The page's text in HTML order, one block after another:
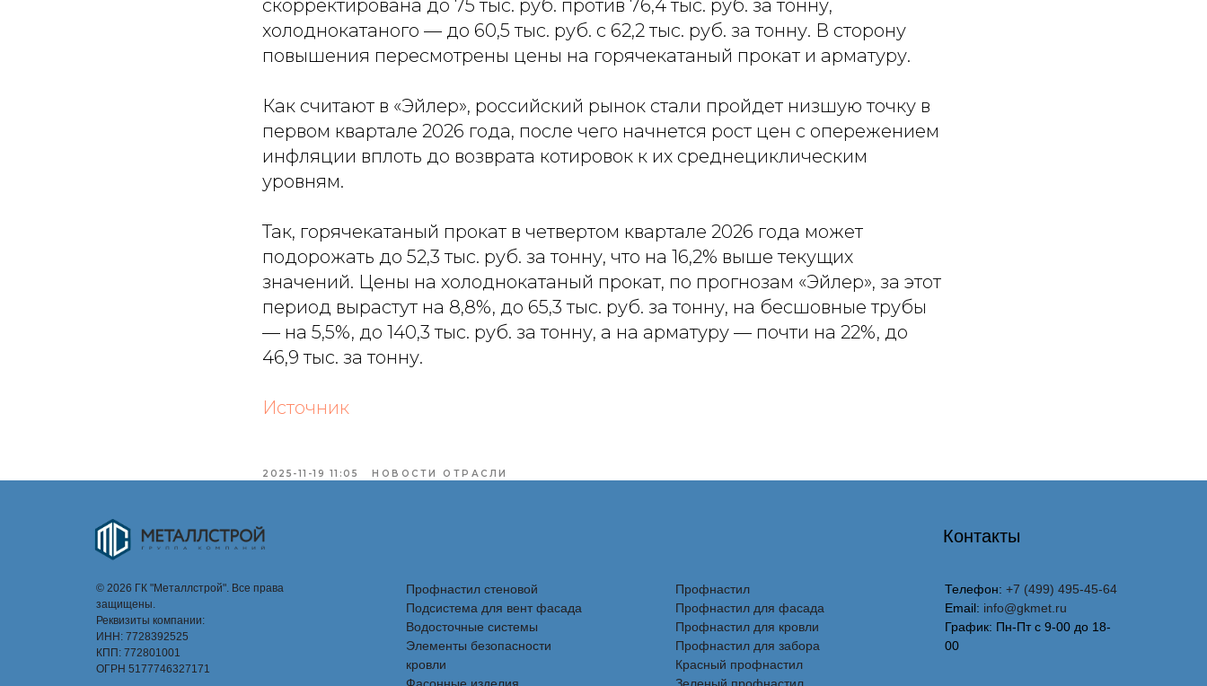
скорректирована до 75 тыс. руб. против 76,4 тыс. руб. за тонну,
холоднокатаного — до 60,5 тыс. руб. с 62,2 тыс. руб. за тонну. В сторону
повышения пересмотрены цены на горячекатаный прокат и арматуру.
Как считают в «Эйлер», российский рынок стали пройдет низшую точку в
первом квартале 2026 года, после чего начнется рост цен с опережением
инфляции вплоть до возврата котировок к их среднециклическим
уровням.
Так, горячекатаный прокат в четвертом квартале 2026 года может
подорожать до 52,3 тыс. руб. за тонну, что на 16,2% выше текущих
значений. Цены на холоднокатаный прокат, по прогнозам «Эйлер», за этот
период вырастут на 8,8%, до 65,3 тыс. руб. за тонну, на бесшовные трубы
— на 5,5%, до 140,3 тыс. руб. за тонну, а на арматуру — почти на 22%, до
46,9 тыс. за тонну.
Источник
2025-11-19 11:05 НОВОСТИ ОТРАСЛИ
© 2026 ГК "Металлстрой". Все права
защищены.
Реквизиты компании:
ИНН: 7728392525
КПП: 772801001
ОГРН 5177746327171
Профнастил стеновой
Подсистема для вент фасада
Водосточные системы
Элементы безопасности
кровли
Профнастил
Профнастил для фасада
Профнастил для кровли
Профнастил для забора
Красный профнастил
Телефон: +7 (499) 495-45-64
Email: info@gkmet.ru
График: Пн-Пт с 9-00 до 18-
00
Контакты